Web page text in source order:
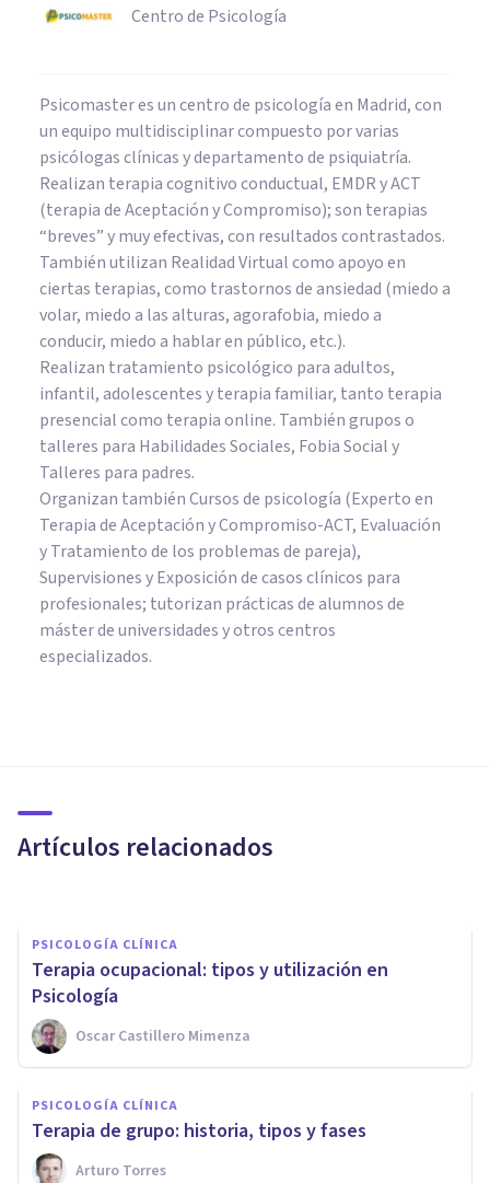
Centro de Psicología
Psicomaster es un centro de psicología en Madrid, con
un equipo multidisciplinar compuesto por varias
psicólogas clínicas y departamento de psiquiatría.
Realizan terapia cognitivo conductual, EMDR y ACT
(terapia de Aceptación y Compromiso); son terapias
“breves” y muy efectivas, con resultados contrastados.
También utilizan Realidad Virtual como apoyo en
ciertas terapias, como trastornos de ansiedad (miedo a
volar, miedo a las alturas, agorafobia, miedo a
conducir, miedo a hablar en público, etc.).
Realizan tratamiento psicológico para adultos,
infantil, adolescentes y terapia familiar, tanto terapia
presencial como terapia online. También grupos o
talleres para Habilidades Sociales, Fobia Social y
Talleres para padres.
Organizan también Cursos de psicología (Experto en
Terapia de Aceptación y Compromiso-ACT, Evaluación
y Tratamiento de los problemas de pareja),
Supervisiones y Exposición de casos clínicos para
profesionales; tutorizan prácticas de alumnos de
máster de universidades y otros centros
especializados.
Artículos relacionados
Ellis
PSICOLOGÍA CLÍNICA
Terapia ocupacional: tipos y utilización en
Psicología
Oscar Castillero Mimenza
PSICOLOGÍA CLÍNICA
Terapia de grupo: historia, tipos y fases
Arturo Torres
Terapia Breve Estratégica: qué
es y cómo funciona